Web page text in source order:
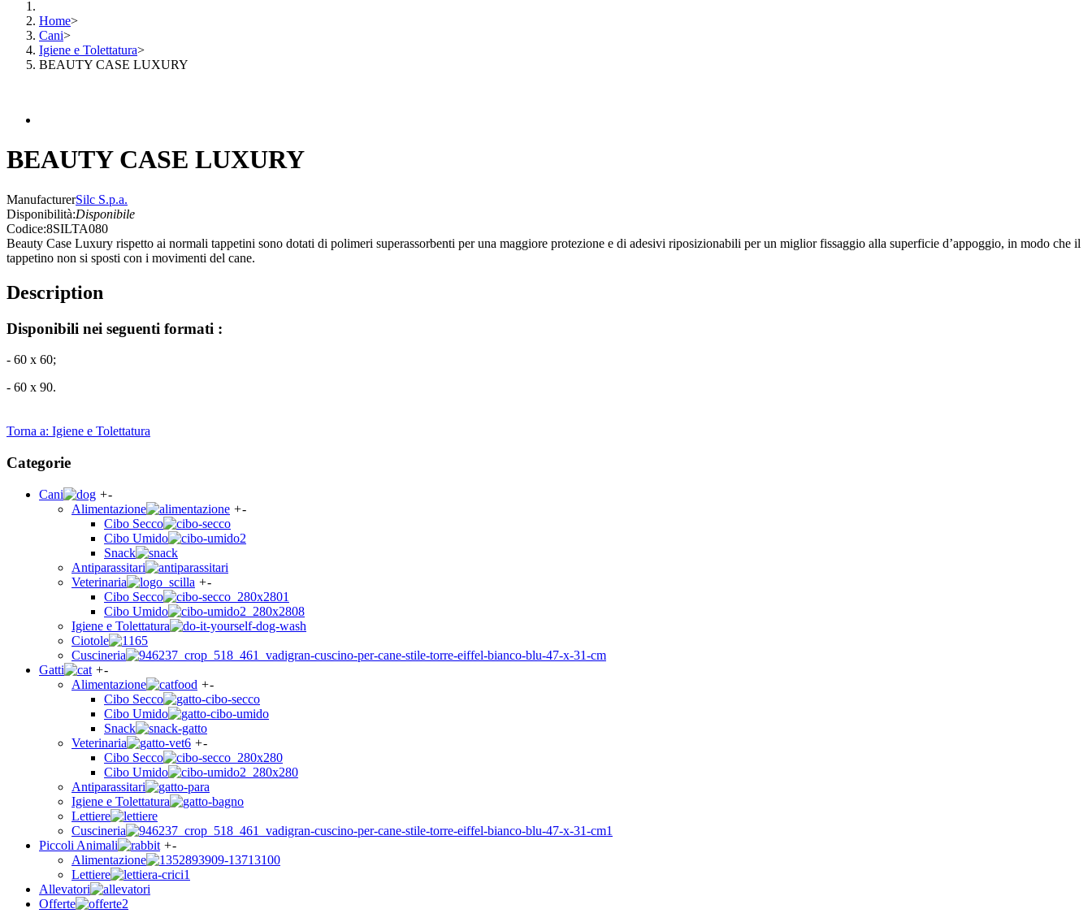
Home>
Cani>
Igiene e Tolettatura>
BEAUTY CASE LUXURY
BEAUTY CASE LUXURY
ManufacturerSilc S.p.a.
Disponibilità:Disponibile
Codice:8SILTA080
Beauty Case Luxury rispetto ai normali tappetini sono dotati di polimeri superassorbenti per una maggiore protezione e di adesivi riposizionabili per un miglior fissaggio alla superficie d’appoggio, in modo che il
tappetino non si sposti con i movimenti del cane.
Description
Disponibili nei seguenti formati :
- 60 x 60;
- 60 x 90.
Torna a: Igiene e Tolettatura
Categorie
Cani +-
Alimentazione
+-
Cibo Secco
Cibo Umido
Snack
Antiparassitari
Veterinaria
+-
Cibo Secco
Cibo Umido
Igiene e Tolettatura
Ciotole
Cuscineria
Gatti
+-
Alimentazione
+-
Cibo Secco
Cibo Umido
Snack
Veterinaria
+-
Cibo Secco
Cibo Umido
Antiparassitari
Igiene e Tolettatura
Lettiere
Cuscineria
Piccoli Animali
+-
Alimentazione
Lettiere
Allevatori
Offerte